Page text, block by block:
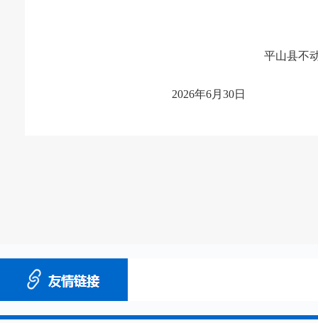
平山县不
2026年6月 30日